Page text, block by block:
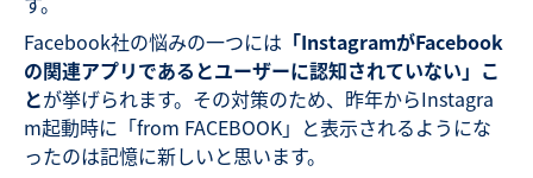
Facebook社の悩みの一つには 「InstagramがFacebook
の関連アプリであるとユーザーに認知されていない」こ
とが挙げられます。その対策のため、昨年からInstagra
m起動時に「from FACEBOOK」と表示されるようにな
ったのは記憶に新しいと思います。